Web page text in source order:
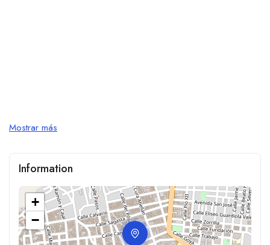
Mostrar más
Information
+
−